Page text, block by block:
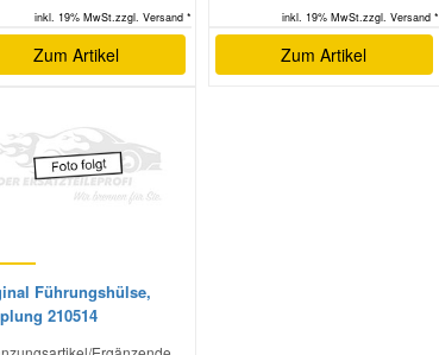
inkl. 19% MwSt.zzgl. Versand *
Zum Artikel
inkl. 19% MwSt.zzgl. Versand *
Zum Artikel
Führungshülse,
210514